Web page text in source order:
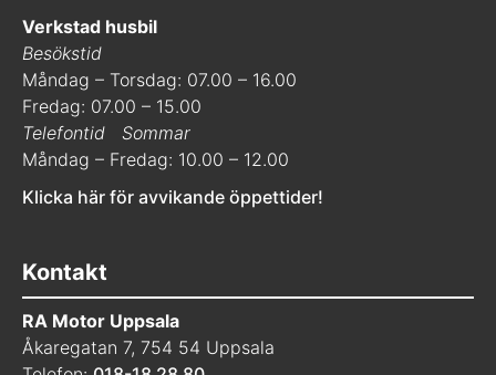
Verkstad husbil
Besökstid
Måndag – Torsdag: 07.00 – 16.00
Fredag: 07.00 – 15.00
Telefontid
Sommar
Måndag – Fredag: 10.00 – 12.00
Klicka här för avvikande öppettider!
Kontakt
RA Motor Uppsala
Åkaregatan 7, 754 54 Uppsala